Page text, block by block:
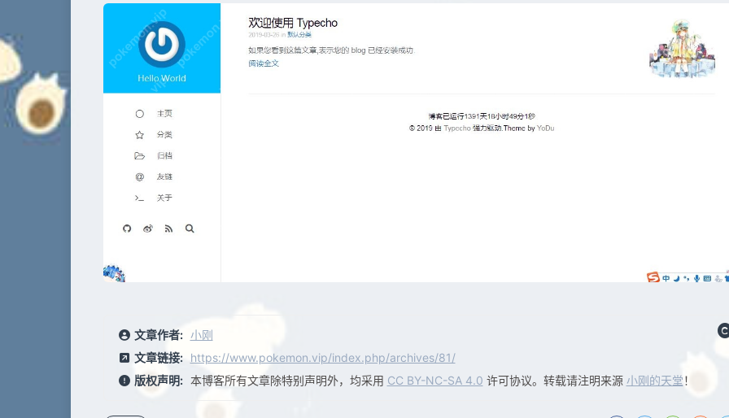
文章作者: 小刚
文章链接: https://www.pokemon.vip/index.php/archives/81/
版权声明: 本博客所有文章除特别声明外，均采用 CC BY-NC-SA 4.0 许可协议。转载请注明来源 小刚的天堂！